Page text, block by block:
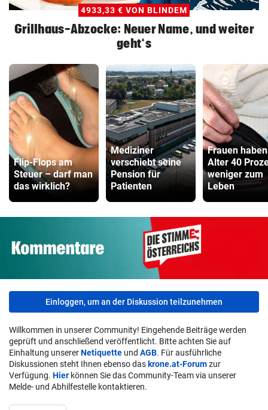
4933,33 € VON BLINDEM
Grillhaus-Abzocke: Neuer Name, und weiter
geht‘s
Flip-Flops am
Steuer – darf man
das wirklich?
Mediziner
verschiebt seine
Pension für
Patienten
Frauen
Alter 40
weniger zum
Leben
Einloggen, um an der Diskussion teilzunehmen
Willkommen in unserer Community! Eingehende Beiträge werden
geprüft und anschließend veröffentlicht. Bitte achten Sie auf
Einhaltung unsererNetiquette und AGB. Für ausführliche
Diskussionen steht Ihnen ebenso das krone.at-Forumzur
Verfügung. Hier können Sie das Community-Team via unserer
Melde- und Abhilfestelle kontaktieren.